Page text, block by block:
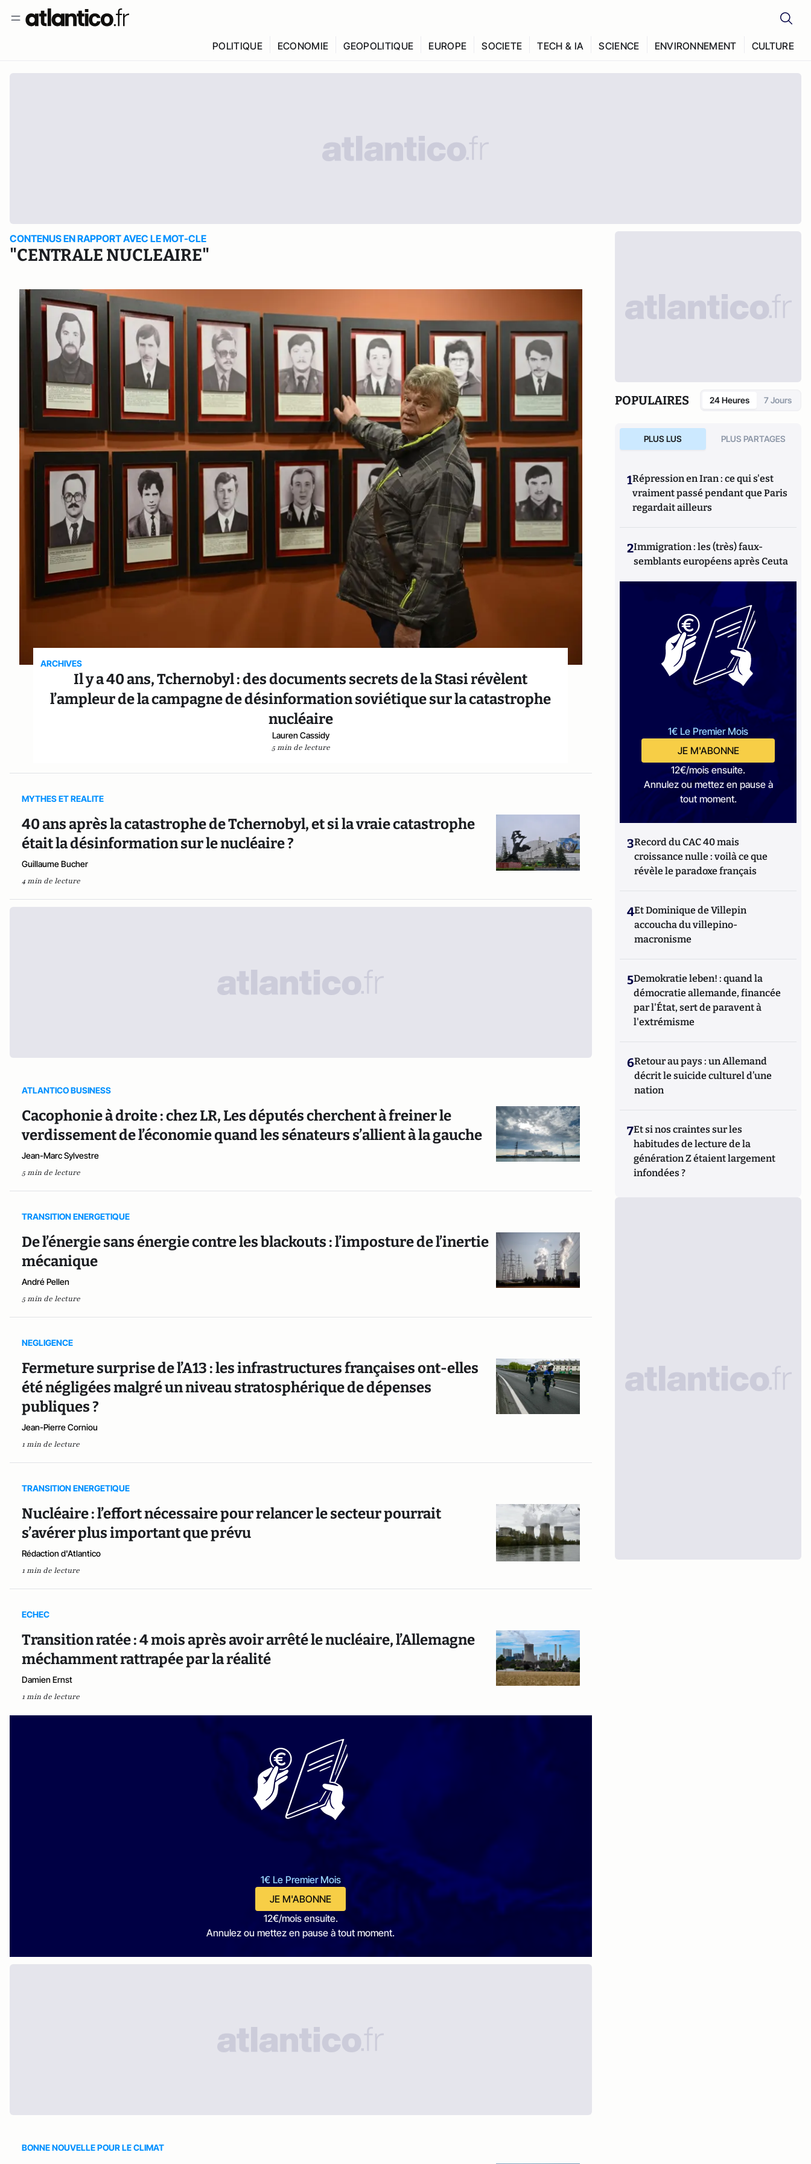
POLITIQUE ECONOMIE GEOPOLITIQUE EUROPE SOCIETE TECH & IA SCIENCE ENVIRONNEMENT CULTURE
CONTENUS EN RAPPORT AVEC LE MOT-CLE
"CENTRALE NUCLEAIRE"
ARCHIVES
Il y a 40 ans, Tchernobyl : des documents secrets de la Stasi révèlent
l’ampleur de la campagne de désinformation soviétique sur la catastrophe
nucléaire
Lauren Cassidy
5 min de lecture
MYTHES ET REALITE
40 ans après la catastrophe de Tchernobyl, et si la vraie catastrophe
était la désinformation sur le nucléaire ?
Guillaume Bucher
4 min de lecture
ATLANTICO BUSINESS
Cacophonie à droite : chez LR, Les députés cherchent à freiner le
verdissement de l’économie quand les sénateurs s’allient à la gauche
Jean-Marc Sylvestre
5 min de lecture
TRANSITION ENERGETIQUE
De l’énergie sans énergie contre les blackouts : l’imposture de l’inertie
mécanique
André Pellen
5 min de lecture
NEGLIGENCE
Fermeture surprise de l’A13 : les infrastructures françaises ont-elles
été négligées malgré un niveau stratosphérique de dépenses
publiques ?
Jean-Pierre Corniou
1 min de lecture
TRANSITION ENERGETIQUE
Nucléaire : l’effort nécessaire pour relancer le secteur pourrait
s’avérer plus important que prévu
Rédaction d'Atlantico
1 min de lecture
ECHEC
Transition ratée : 4 mois après avoir arrêté le nucléaire, l’Allemagne
méchamment rattrapée par la réalité
Damien Ernst
1 min de lecture
1€ Le Premier Mois
JE M'ABONNE
12€/mois ensuite.
Annulez ou mettez en pause à tout moment.
BONNE NOUVELLE POUR LE CLIMAT
POPULAIRES 24 Heures 7 Jours
PLUS LUS PLUS PARTAGES
1Répression en Iran : ce qui s'est
vraiment passé pendant que Paris
regardait ailleurs
2Immigration : les (très) faux-
semblants européens après Ceuta
1€ Le Premier Mois
JE M'ABONNE
12€/mois ensuite.
Annulez ou mettez en pause à
tout moment.
3Record du CAC 40 mais
croissance nulle : voilà ce que
révèle le paradoxe français
4Et Dominique de Villepin
accoucha du villepino-
macronisme
5Demokratie leben! : quand la
démocratie allemande, financée
par l'État, sert de paravent à
l'extrémisme
6Retour au pays : un Allemand
décrit le suicide culturel d’une
nation
7Et si nos craintes sur les
habitudes de lecture de la
génération Z étaient largement
infondées ?